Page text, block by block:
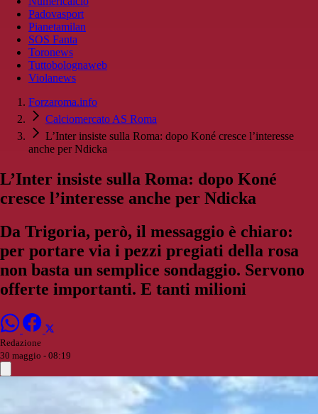
Padovasport
Pianetamilan
SOS Fanta
Toronews
Tuttobolognaweb
Violanews
Forzaroma.info
Calciomercato AS Roma
L’Inter insiste sulla Roma: dopo Koné cresce l’interesse
anche per Ndicka
L’Inter insiste sulla Roma: dopo Koné
cresce l’interesse anche per Ndicka
Da Trigoria, però, il messaggio è chiaro:
per portare via i pezzi pregiati della rosa
non basta un semplice sondaggio. Servono
offerte importanti. E tanti milioni
Redazione
30 maggio - 08:19